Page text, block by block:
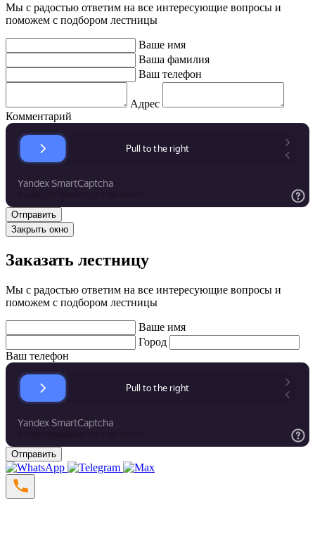
Мы с радостью ответим на все интересующие вопросы и
поможем с подбором лестницы
Ваше имя
Ваша фамилия
Ваш телефон
Адрес
Комментарий
Закрыть окно
Заказать лестницу
Мы с радостью ответим на все интересующие вопросы и
поможем с подбором лестницы
Ваше имя
Город
Ваш телефон